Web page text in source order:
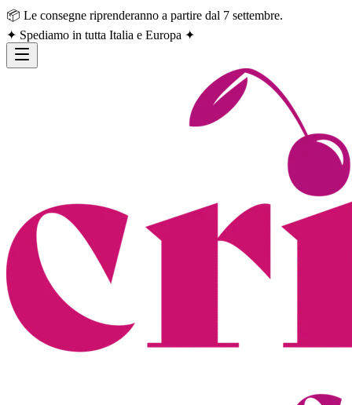
📦 Le consegne riprenderanno a partire dal 7 settembre.
✦ Spediamo in tutta Italia e Europa ✦